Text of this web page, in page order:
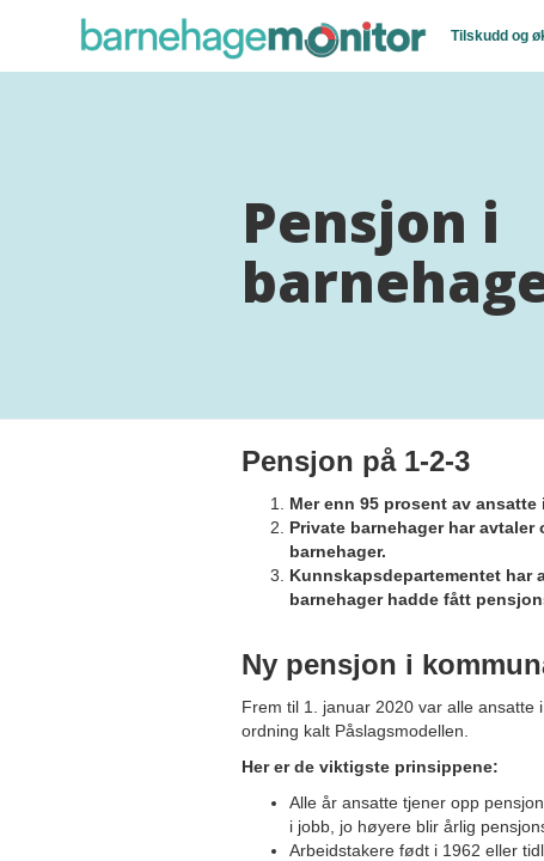
Tilskudd og
Pensjon i
Pensjon på 1-2-3
Mer enn 95 prosent av
Private barnehager har
barnehager.
Kunnskapsdepartementet har
barnehager hadde fått
Ny pensjon i
Frem til 1. januar 2020 var alle
ordning kalt Påslagsmodellen.
Her er de viktigste prinsippene:
Alle år ansatte tjener opp
i jobb, jo høyere blir årlig
Arbeidstakere født i 1962 eller